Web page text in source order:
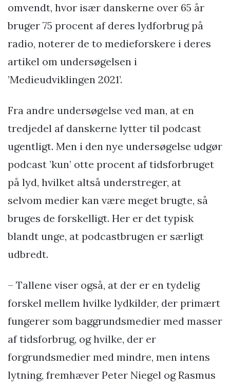
omvendt, hvor især danskerne over 65 år
bruger 75 procent af deres lydforbrug på
radio, noterer de to medieforskere i deres
artikel om undersøgelsen i
’Medieudviklingen 2021’.
Fra andre undersøgelse ved man, at en
tredjedel af danskerne lytter til podcast
ugentligt. Men i den nye undersøgelse udgør
podcast ’kun’ otte procent af tidsforbruget
på lyd, hvilket altså understreger, at
selvom medier kan være meget brugte, så
bruges de forskelligt. Her er det typisk
blandt unge, at podcastbrugen er særligt
udbredt.
– Tallene viser også, at der er en tydelig
forskel mellem hvilke lydkilder, der primært
fungerer som baggrundsmedier med masser
af tidsforbrug, og hvilke, der er
forgrundsmedier med mindre, men intens
lytning, fremhæver Peter Niegel og Rasmus